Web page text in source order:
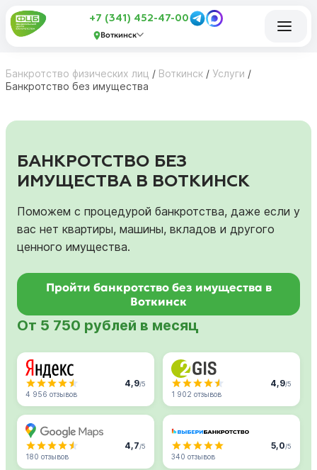
+7 (341) 452-47-00
Воткинск
Банкротство физических лиц / Воткинск / Услуги /
Банкротство без имущества
БАНКРОТСТВО БЕЗ
ИМУЩЕСТВА В ВОТКИНСК
Поможем с процедурой банкротства, даже если у
вас нет квартиры, машины, вкладов и другого
ценного имущества.
Пройти банкротство без имущества в
Воткинск
От 5 750 рублей в месяц
4,9/5
4 956 отзывов
4,9/5
1 902 отзывов
4,7/5
180 отзывов
5,0/5
340 отзывов